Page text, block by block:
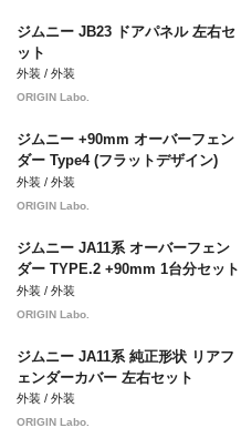
ジムニー JB23 ドアパネル 左右セ
ット
外装 / 外装
ORIGIN Labo.
ジムニー +90mm オーバーフェン
ダー Type4 (フラットデザイン)
外装 / 外装
ORIGIN Labo.
ジムニー JA11系 オーバーフェン
ダー TYPE.2 +90mm 1台分セット
外装 / 外装
ORIGIN Labo.
ジムニー JA11系 純正形状 リアフ
ェンダーカバー 左右セット
外装 / 外装
ORIGIN Labo.